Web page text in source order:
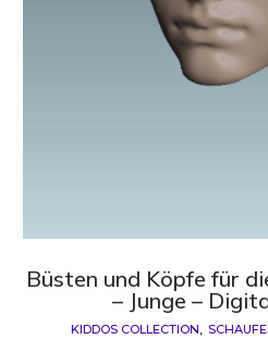
Büsten und Köpfe für
– Junge –
KIDDOS COLLECTION